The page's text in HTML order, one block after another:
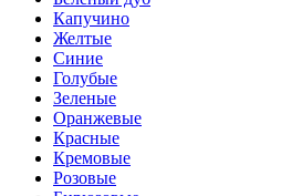
Капучино
Желтые
Синие
Голубые
Зеленые
Оранжевые
Красные
Кремовые
Розовые